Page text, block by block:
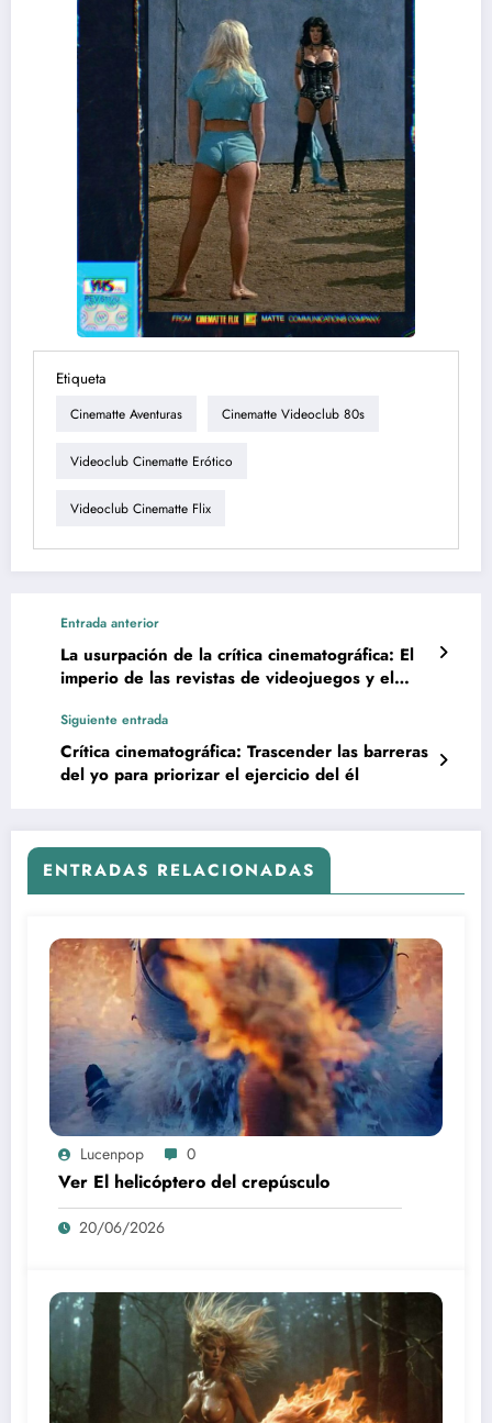
Etiqueta
Cinematte Aventuras Cinematte Videoclub 80s
Videoclub Cinematte Erótico
Videoclub Cinematte Flix
Entrada anterior
La usurpación de la crítica cinematográfica: El
imperio de las revistas de videojuegos y el
Siguiente entrada
Crítica cinematográfica: Trascender las barreras
del yo para priorizar el ejercicio del él
ENTRADAS RELACIONADAS
Lucenpop 0
Ver El helicóptero del crepúsculo
20/06/2026